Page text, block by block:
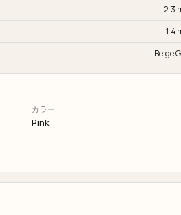
2.3
1.4
Beige
カラー
Pink